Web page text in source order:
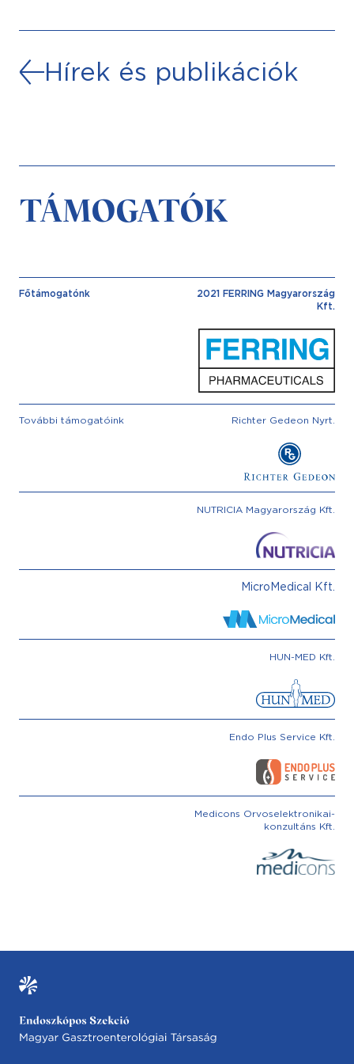
Hírek és publikációk
TÁMOGATÓK
Főtámogatónk
2021 FERRING Magyarország
Kft.
További támogatóink Richter Gedeon Nyrt.
NUTRICIA Magyarország Kft.
MicroMedical Kft.
HUN-MED Kft.
Endo Plus Service Kft.
Medicons Orvoselektronikai-
konzultáns Kft.